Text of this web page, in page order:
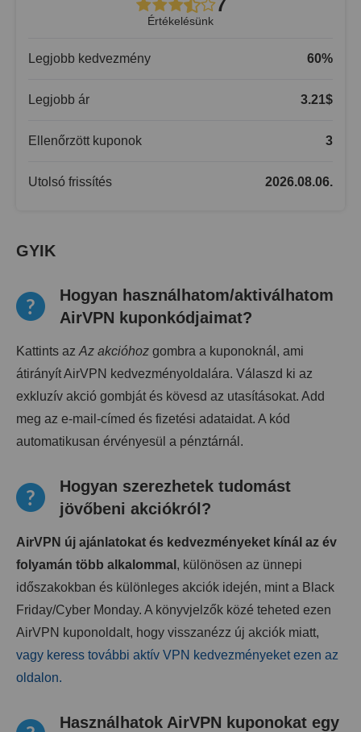
7
Értékelésünk
Legjobb kedvezmény 60%
Legjobb ár 3.21$
Ellenőrzött kuponok 3
Utolsó frissítés 2026.08.06.
GYIK
Hogyan használhatom/aktiválhatom
AirVPN kuponkódjaimat?
Kattints az Az akcióhoz gombra a kuponoknál, ami
átirányít AirVPN kedvezményoldalára. Válaszd ki az
exkluzív akció gombját és kövesd az utasításokat. Add
meg az e-mail-címed és fizetési adataidat. A kód
automatikusan érvényesül a pénztárnál.
Hogyan szerezhetek tudomást
jövőbeni akciókról?
AirVPN új ajánlatokat és kedvezményeket kínál az év
folyamán több alkalommal , különösen az ünnepi
időszakokban és különleges akciók idején, mint a Black
Friday/Cyber Monday. A könyvjelzők közé teheted ezen
AirVPN kuponoldalt, hogy visszanézz új akciók miatt,
vagy keress további aktív VPN kedvezményeket ezen az
oldalon.
Használhatok AirVPN kuponokat egy